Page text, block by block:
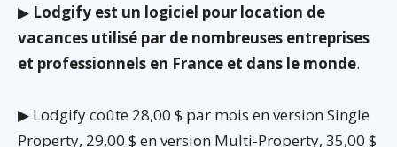
▶ Lodgify est un logiciel pour location de
vacances utilisé par de nombreuses entreprises
et professionnels en France et dans le monde.
▶ Lodgify coûte 28,00 $ par mois en version Single
Property, 29,00 $ en version Multi-Property, 35,00 $